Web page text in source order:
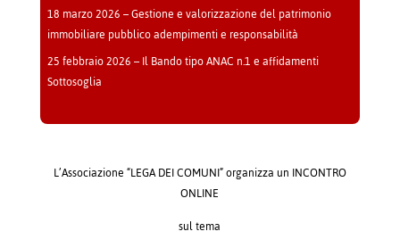
18 marzo 2026 – Gestione e valorizzazione del patrimonio
immobiliare pubblico adempimenti e responsabilità
25 febbraio 2026 – Il Bando tipo ANAC n.1 e affidamenti
Sottosoglia
L’Associazione “LEGA DEI COMUNI” organizza un INCONTRO
ONLINE
sul tema